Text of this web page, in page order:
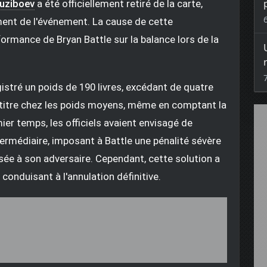
a été officiellement retiré de la carte,
de l'événement. La cause de cette
de Bryan Battle sur la balance lors de la
un poids de 190 livres, excédant de quatre
chez les poids moyens, même en comptant la
temps, les officiels avaient envisagé de
imposant à Battle une pénalité sévère
à son adversaire. Cependant, cette solution a
à l'annulation définitive.